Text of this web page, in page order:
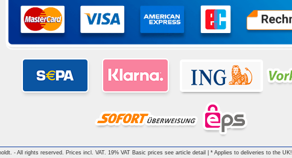
- All rights reserved. Prices incl. VAT. 19% VAT Basic prices see article detail | * Applies to deliveries to the UK!